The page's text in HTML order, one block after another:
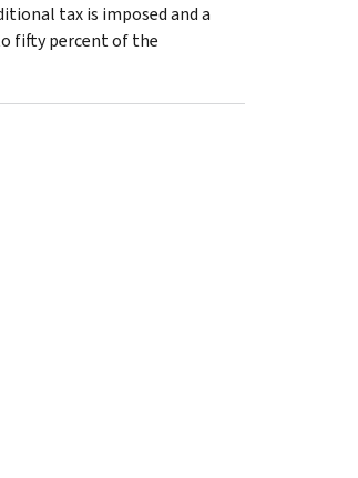
tax is imposed and a
fifty percent of the